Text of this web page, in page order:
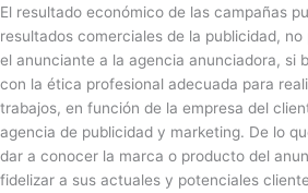
El resultado económico de las campañas
resultados comerciales de la publicidad,
el anunciante a la agencia anunciadora, si
con la ética profesional adecuada para
trabajos, en función de la empresa del
agencia de publicidad y marketing. De lo
dar a conocer la marca o producto del
fidelizar a sus actuales y potenciales